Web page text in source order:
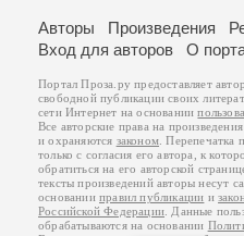
Авторы Произведения
Вход для авторов
О
Портал Проза.ру предоставляет
свободной публикации своих
сети Интернет на основании
Все авторские права на
и охраняются законом . Перепечатка
только с согласия его автора, к
обратиться на его авторской
тексты произведений авторы несут
основанииправил публикации и
Российской Федерации . Данные
обрабатываются на основании